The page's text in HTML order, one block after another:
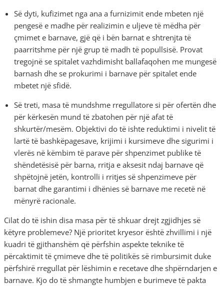
Së dyti, kufizimet nga ana a furnizimit ende mbeten një
pengesë e madhe për realizimin e uljeve të mëdha për
çmimet e barnave, gjë që i bën barnat e shtrenjta të
paarritshme për një grup të madh të popullsisë. Provat
tregojnë se spitalet vazhdimisht ballafaqohen me mungesë
barnash dhe se prokurimi i barnave për spitalet ende
mbetet një sfidë.
Së treti, masa të mundshme rregullatore si për ofertën dhe
për kërkesën mund të zbatohen për një afat të
shkurtër/mesëm. Objektivi do të ishte reduktimi i nivelit të
lartë të bashkëpagesave, krijimi i kursimeve dhe sigurimi i
vlerës në këmbim të parave për shpenzimet publike të
shëndetësisë për barna, rritja e aksesit ndaj barnave që
shpëtojnë jetën, kontrolli i rritjes së shpenzimeve për
barnat dhe garantimi i dhënies së barnave me recetë në
mënyrë racionale.
Cilat do të ishin disa masa për të shkuar drejt zgjidhjes së
këtyre problemeve? Një prioritet kryesor është zhvillimi i një
kuadri të gjithanshëm që përfshin aspekte teknike të
përcaktimit të çmimeve dhe të politikës së rimbursimit duke
përfshirë rregullat për lëshimin e recetave dhe shpërndarjen e
barnave. Kjo do të shmangte humbjen e burimeve të pakta